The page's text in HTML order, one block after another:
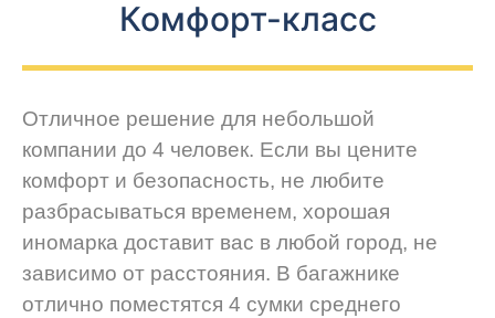
Комфорт-класс
Отличное решение для небольшой
компании до 4 человек. Если вы цените
комфорт и безопасность, не любите
разбрасываться временем, хорошая
иномарка доставит вас в любой город, не
зависимо от расстояния. В багажнике
отлично поместятся 4 сумки среднего